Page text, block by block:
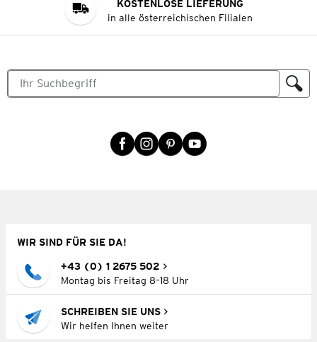
KOSTENLOSE LIEFERUNG
in alle österreichischen Filialen
WIR SIND FÜR SIE DA!
+43 (0) 1 2675 502
Montag bis Freitag 8–18 Uhr
SCHREIBEN SIE UNS
Wir helfen Ihnen weiter